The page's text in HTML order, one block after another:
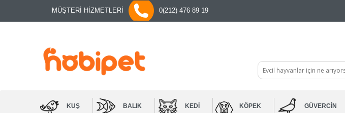
MÜŞTERİ HİZMETLERİ 0(212) 476 89 19
KUŞ BALIK KEDI KÖPEK GÜVERCIN